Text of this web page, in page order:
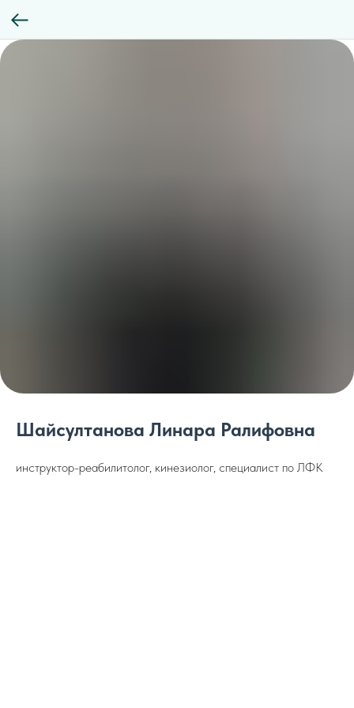
Шайсултанова Линара Ралифовна
инструктор-реабилитолог, кинезиолог, специалист по ЛФК